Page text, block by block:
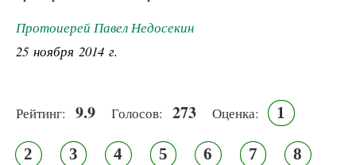
Протоиерей Павел Недосекин
25 ноября 2014 г.
Рейтинг: 9.9 Голосов: 273 Оценка: 1
2 3 4 5 6 7 8